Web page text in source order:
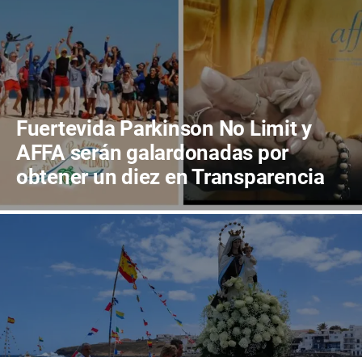
Fuertevida Parkinson No Limit y
AFFA serán galardonadas por
obtener un diez en Transparencia
en Canarias